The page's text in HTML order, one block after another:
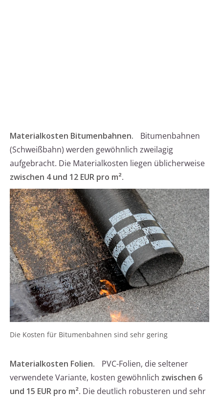
Materialkosten Bitumenbahnen.
Bitumenbahnen
(Schweißbahn) werden gewöhnlich zweilagig
aufgebracht. Die Materialkosten liegen üblicherweise
zwischen 4 und 12 EUR pro m².
Die Kosten für Bitumenbahnen sind sehr gering
Materialkosten Folien.
PVC-Folien, die seltener
verwendete Variante, kosten gewöhnlich zwischen 6
und 15 EUR pro m². Die deutlich robusteren und sehr